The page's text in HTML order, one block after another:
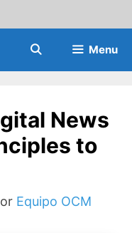
Menu
News
to
Equipo OCM